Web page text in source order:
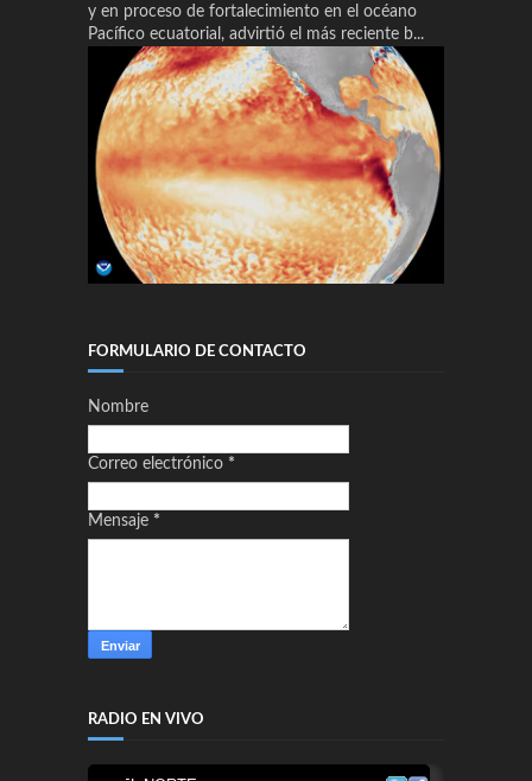
y en proceso de fortalecimiento en el océano
Pacífico ecuatorial, advirtió el más reciente b...
FORMULARIO DE CONTACTO
Nombre
Correo electrónico *
Mensaje *
RADIO EN VIVO